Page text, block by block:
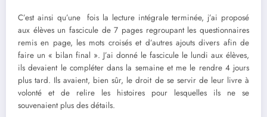
C’est ainsi qu’une fois la lecture intégrale terminée, j’ai proposé
aux élèves un fascicule de 7 pages regroupant les questionnaires
remis en page, les mots croisés et d’autres ajouts divers afin de
faire un « bilan final ». J’ai donné le fascicule le lundi aux élèves,
ils devaient le compléter dans la semaine et me le rendre 4 jours
plus tard. Ils avaient, bien sûr, le droit de se servir de leur livre à
volonté et de relire les histoires pour lesquelles ils ne se
souvenaient plus des détails.